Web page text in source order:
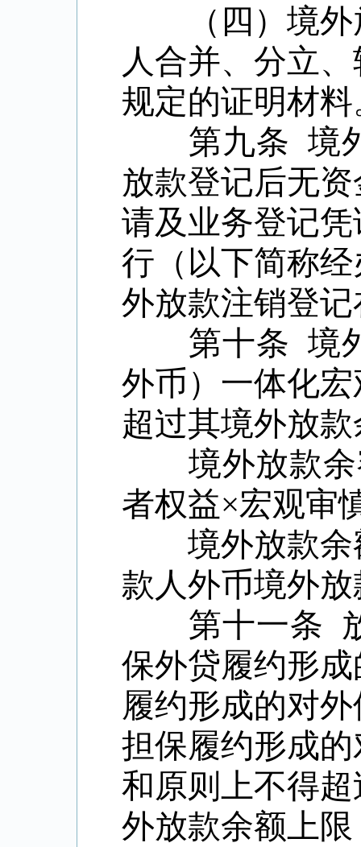
（四）境外
人合并、分立
规定的证明材料
第九条 境
放款登记后无
请及业务登记
行（以下简称
外放款注销登
第十条 境
外币）一体化
超过其境外放
境外放款余
者权益×宏观审
境外放款余
款人外币境外
第十一条
保外贷履约形
履约形成的对
担保履约形成
和原则上不得
外放款余额上